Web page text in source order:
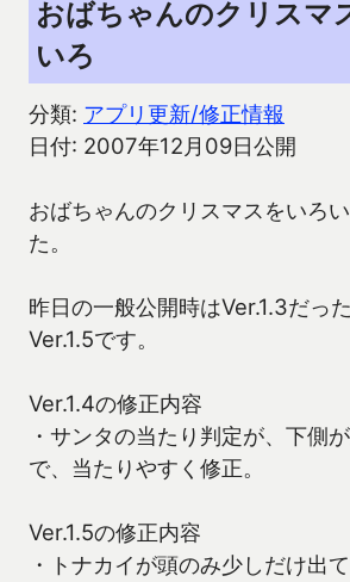
おばちゃんのクリスマ
いろ
分類: アプリ更新/修正情報
日付: 2007年12月09日公開
おばちゃんのクリスマスをいろ
た。
昨日の一般公開時はVer.1.3だっ
Ver.1.5です。
Ver.1.4の修正内容
・サンタの当たり判定が、下側
で、当たりやすく修正。
Ver.1.5の修正内容
・トナカイが頭のみ少しだけ出